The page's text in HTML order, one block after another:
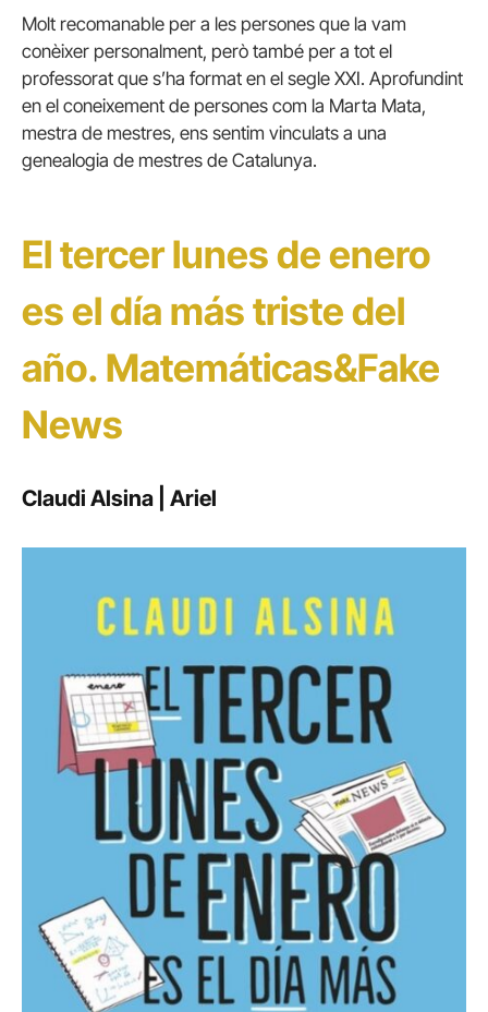
Molt recomanable per a les persones que la vam
conèixer personalment, però també per a tot el
professorat que s’ha format en el segle XXI. Aprofundint
en el coneixement de persones com la Marta Mata,
mestra de mestres, ens sentim vinculats a una
genealogia de mestres de Catalunya.
El tercer lunes de enero
es el día más triste del
año. Matemáticas&Fake
News
Claudi Alsina | Ariel